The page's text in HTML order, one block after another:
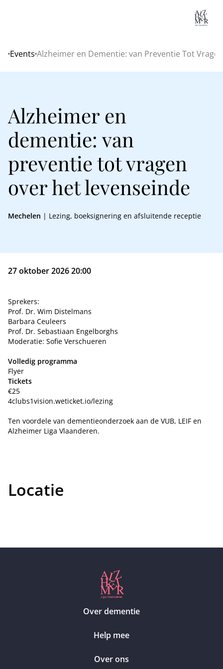
Home
Events Alzheimer en Dementie: van Preventie Tot
Alzheimer en
dementie: van
preventie tot vragen
over het levenseinde
Mechelen | Lezing, boeksignering en afsluitende receptie
27 oktober 2026 20:00
Sprekers:
Prof. Dr. Wim Distelmans
Barbara Ceuleers
Prof. Dr. Sebastiaan Engelborghs
Moderatie: Sofie Verschueren
Volledig programma
Flyer
Tickets
€25
4clubs1vision.weticket.io/lezing
Ten voordele van dementieonderzoek aan de VUB, LEIF en
Alzheimer Liga Vlaanderen.
Locatie
Over dementie
Help mee
Over ons